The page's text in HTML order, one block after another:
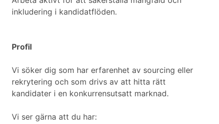
inkludering i kandidatflöden.
Profil
Vi söker dig som har erfarenhet av sourcing eller
rekrytering och som drivs av att hitta rätt
kandidater i en konkurrensutsatt marknad.
Vi ser gärna att du har: